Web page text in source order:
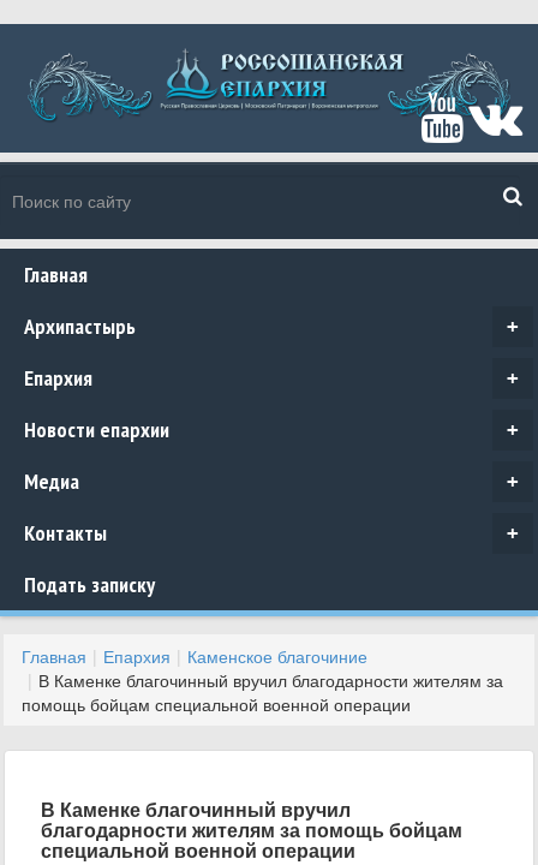
Главная
+
Архипастырь
+
Епархия
+
Новости епархии
+
Медиа
+
Контакты
Подать записку
Главная Епархия
Каменское благочиние
В Каменке благочинный вручил благодарности жителям за
помощь бойцам специальной военной операции
В Каменке благочинный вручил
благодарности жителям за помощь бойцам
специальной военной операции